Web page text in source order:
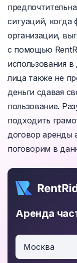
ситуаций, когда
организации,
с помощью
использования в
лица также не
деньги сдавая
пользование.
подходить
договор аренды
поговорим в
Аренда
Москва